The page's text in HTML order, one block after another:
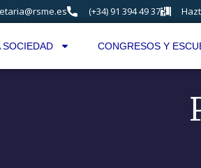
(+34) 91 394 49 37
SOCIEDAD CONGRESOS Y